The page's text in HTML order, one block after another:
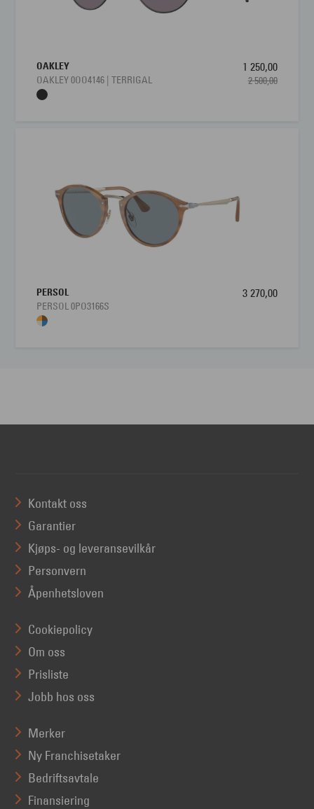
OAKLEY
OAKLEY 0OO4146 | TERRIGAL
1 250,00
2 500,00
PERSOL
PERSOL 0PO3166S
3 270,00
Kontakt oss
Garantier
Kjøps- og leveransevilkår
Personvern
Åpenhetsloven
Cookiepolicy
Om oss
Prisliste
Jobb hos oss
Merker
Ny Franchisetaker
Bedriftsavtale
Finansiering